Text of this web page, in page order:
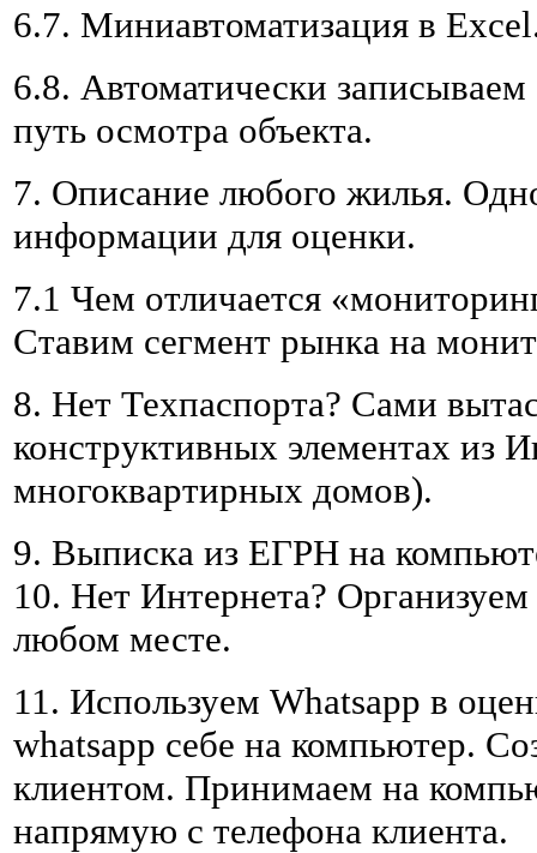
6.7. Миниавтоматизация в
6.8. Автоматически
путь осмотра объекта.
7. Описание любого жилья.
информации для оценки.
7.1 Чем отличается
Ставим сегмент рынка на
8. Нет Техпаспорта? Сами
конструктивных элементах из
многоквартирных домов).
9. Выписка из ЕГРН на
10. Нет Интернета?
любом месте.
11. Используем Whatsapp в
whatsapp себе на компьютер.
клиентом. Принимаем на
напрямую с телефона клиента.